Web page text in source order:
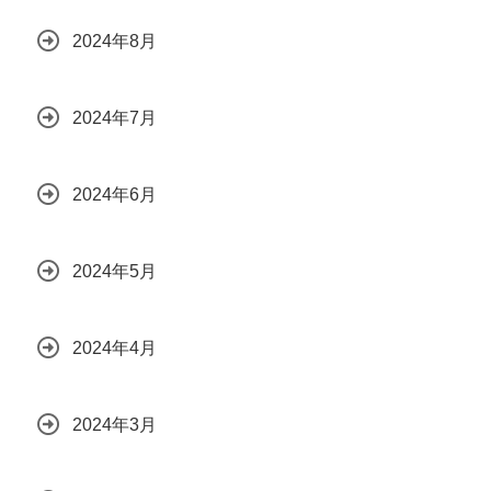
2024年8月
2024年7月
2024年6月
2024年5月
2024年4月
2024年3月